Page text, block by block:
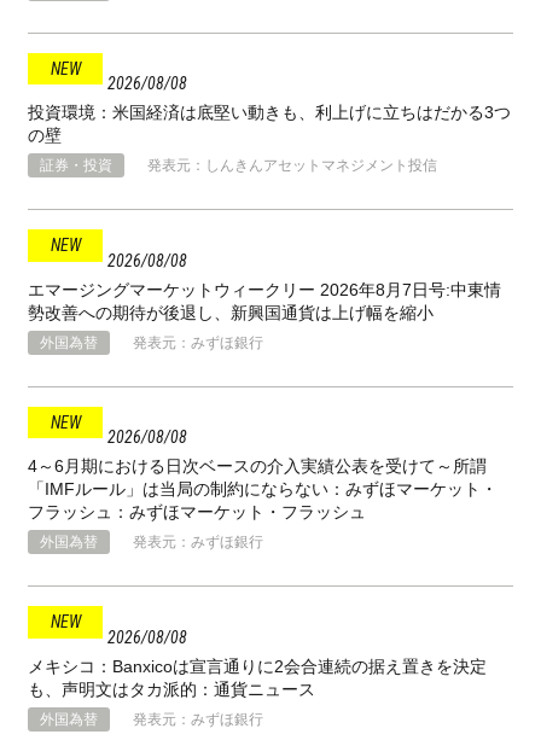
2026 08 08
投資環境：米国経済は底堅い動きも、利上げに立ちはだかる3つ
の壁
証券・投資 発表元：しんきんアセットマネジメント投信
2026 08 08
エマージングマーケットウィークリー 2026年8月7日号:中東情
勢改善への期待が後退し、新興国通貨は上げ幅を縮小
外国為替 発表元：みずほ銀行
2026 08 08
4～6月期における日次ベースの介入実績公表を受けて～所謂
「IMFルール」は当局の制約にならない：みずほマーケット・
フラッシュ：みずほマーケット・フラッシュ
外国為替 発表元：みずほ銀行
2026 08 08
メキシコ：Banxicoは宣言通りに2会合連続の据え置きを決定
も、声明文はタカ派的：通貨ニュース
外国為替 発表元：みずほ銀行